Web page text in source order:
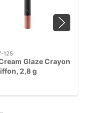
125
Glaze Crayon
2,8 g